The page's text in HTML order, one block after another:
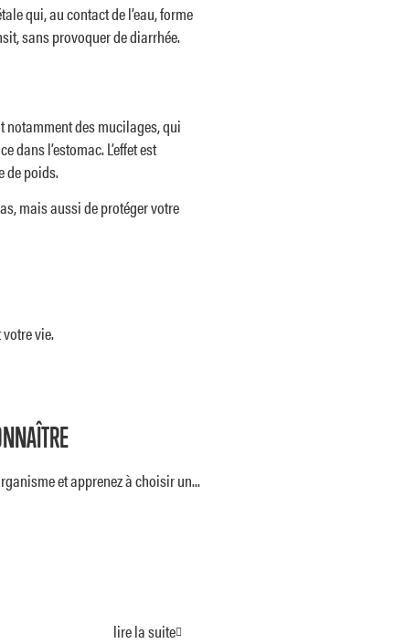
qui, au contact de l’eau, forme
sans provoquer de diarrhée.
notamment des mucilages, qui
l’estomac. L’effet est
de poids.
mais aussi de protéger votre
vie.
et apprenez à choisir un...
lire la suite